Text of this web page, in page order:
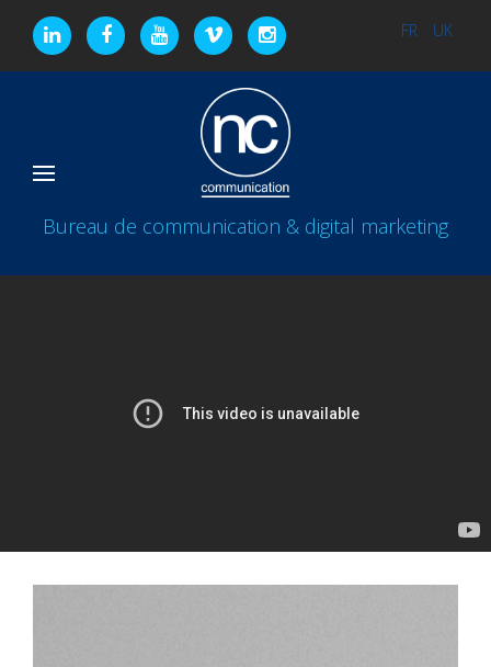
FR UK
Bureau de communication & digital marketing